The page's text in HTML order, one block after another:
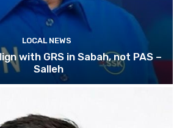
LOCAL NEWS
with GRS in Sabah, not PAS –
Salleh